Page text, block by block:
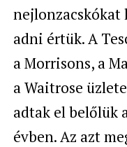
nejlonzacskókat
adni értük. A
a Morrisons, a
a Waitrose
adtak el belőlük
évben. Az azt